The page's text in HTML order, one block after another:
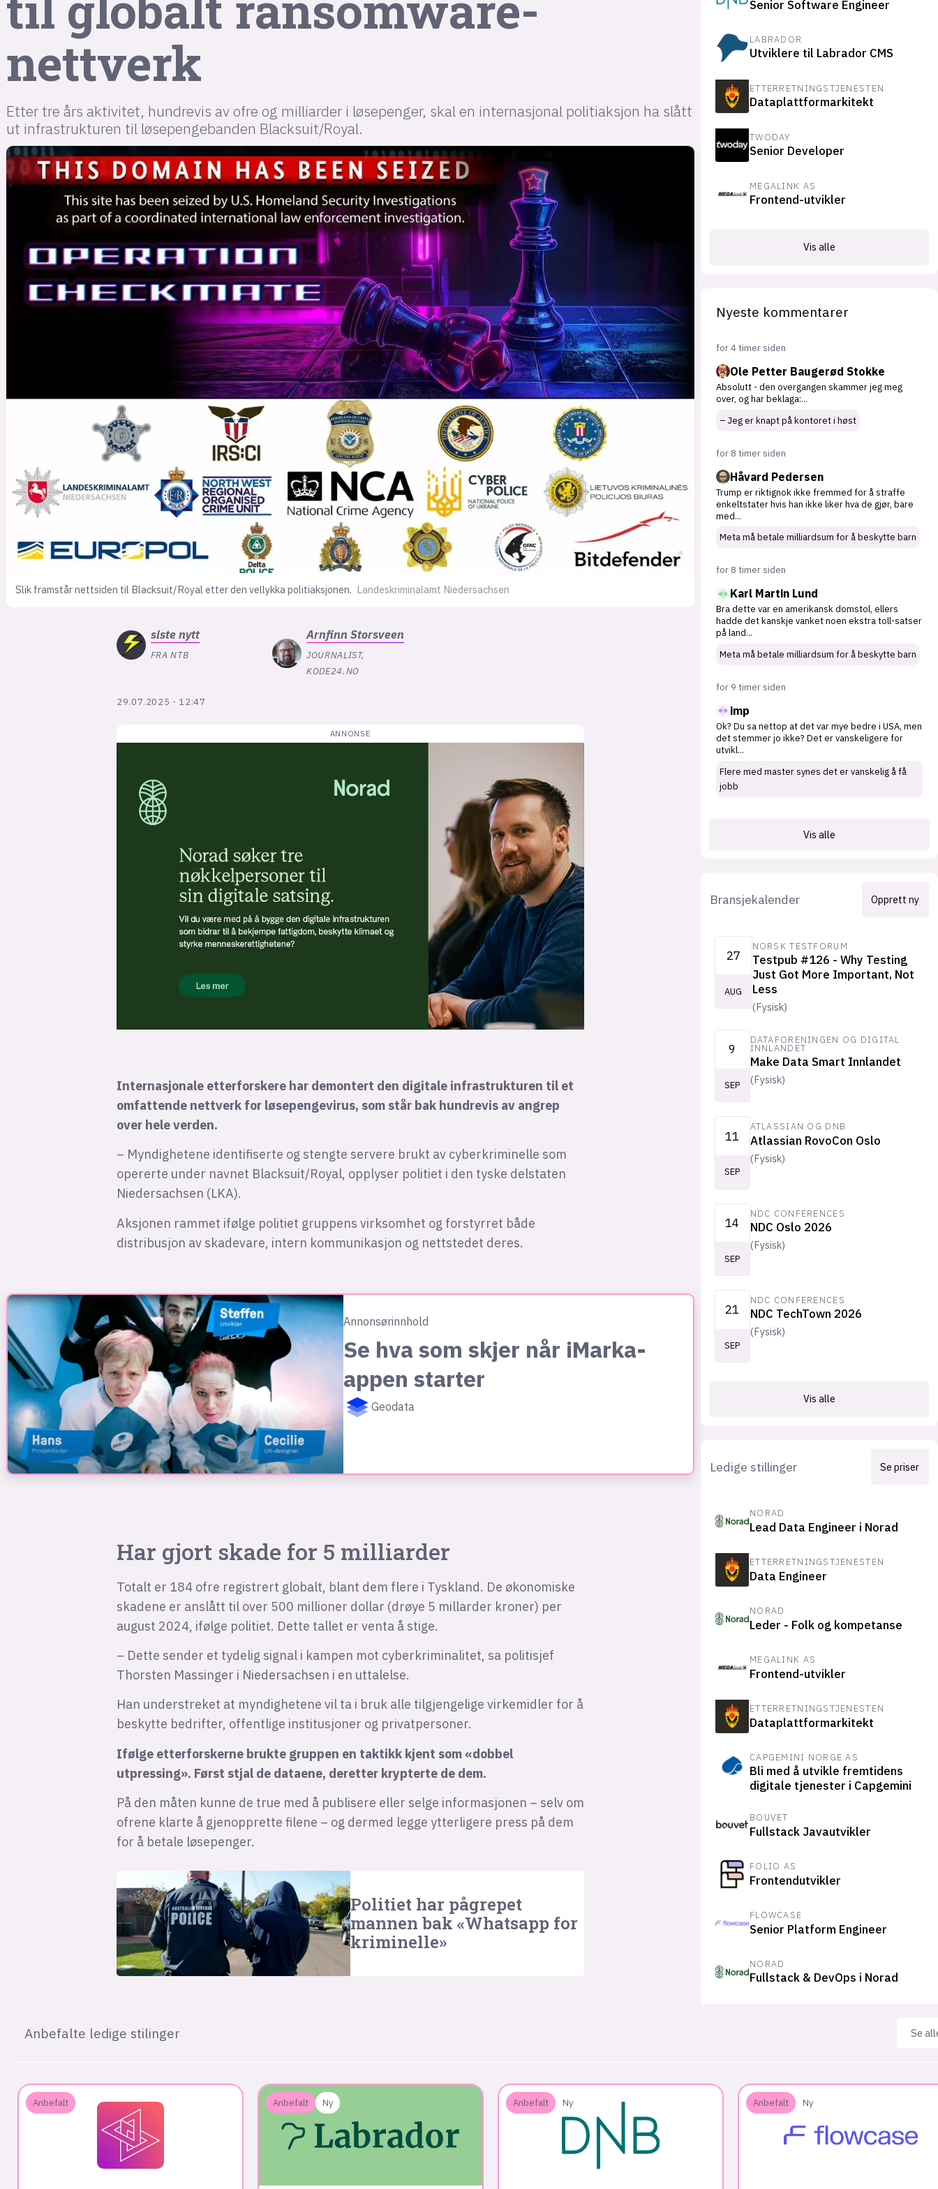
nettverk
Etter tre års aktivitet, hundrevis av ofre og milliarder i løsepenger, skal en internasjonal politiaksjon ha slått
ut infrastrukturen til løsepengebanden Blacksuit/Royal.
Slik framstår nettsiden til Blacksuit/Royal etter den vellykka politiaksjonen. Landeskriminalamt Niedersachsen
sistenytt
FRA NTB
Arnfinn Storsveen
JOURNALIST,
KODE24.NO
29.07.2025 - 12:47
Internasjonale etterforskere har demontert den digitale infrastrukturen til et
omfattende nettverk for løsepengevirus, som står bak hundrevis av angrep
over hele verden.
– Myndighetene identifiserte og stengte servere brukt av cyberkriminelle som
opererte under navnet Blacksuit/Royal, opplyser politiet i den tyske delstaten
Niedersachsen (LKA).
Aksjonen rammet ifølge politiet gruppens virksomhet og forstyrret både
distribusjon av skadevare, intern kommunikasjon og nettstedet deres.
Annonsørinnhold
Se hva som skjer når iMarka-
appen starter
Geodata
Har gjort skade for 5 milliarder
Totalt er 184 ofre registrert globalt, blant dem flere i Tyskland. De økonomiske
skadene er anslått til over 500 millioner dollar (drøye 5 millarder kroner) per
august 2024, ifølge politiet. Dette tallet er venta å stige.
– Dette sender et tydelig signal i kampen mot cyberkriminalitet, sa politisjef
Thorsten Massinger i Niedersachsen i en uttalelse.
Han understreket at myndighetene vil ta i bruk alle tilgjengelige virkemidler for å
beskytte bedrifter, offentlige institusjoner og privatpersoner.
Ifølge etterforskerne brukte gruppen en taktikk kjent som «dobbel
utpressing». Først stjal de dataene, deretter krypterte de dem.
På den måten kunne de true med å publisere eller selge informasjonen – selv om
ofrene klarte å gjenopprette filene – og dermed legge ytterligere press på dem
for å betale løsepenger.
Politiet har pågrepet
mannen bak «Whatsapp for
kriminelle»
Anbefalte ledige stilinger Se
Anbefalt Anbefalt Ny Anbefalt Ny Anbefalt Ny
suksesshistorier
Bli firmapartner
Senior Software Engineer
LABRADOR
Utviklere til Labrador CMS
ETTERRETNINGSTJENESTEN
Dataplattformarkitekt
TWODAY
Senior Developer
MEGALINK AS
Frontend-utvikler
Vis alle
Nyeste kommentarer
for 4 timer siden
Ole Petter Baugerød Stokke
Absolutt - den overgangen skammer jeg meg
over, og har beklaga:...
– Jeg er knapt på kontoret i høst
for 8 timer siden
Håvard Pedersen
Trump er riktignok ikke fremmed for å straffe
enkeltstater hvis han ikke liker hva de gjør, bare
med...
Meta må betale milliardsum for å beskytte barn
for 8 timer siden
Karl Martin Lund
Bra dette var en amerikansk domstol, ellers
hadde det kanskje vanket noen ekstra toll-satser
på land...
Meta må betale milliardsum for å beskytte barn
for 9 timer siden
imp
Ok? Du sa nettop at det var mye bedre i USA, men
det stemmer jo ikke? Det er vanskeligere for
utvikl...
Flere med master synes det er vanskelig å få
jobb
Vis alle
Bransjekalender Opprett ny
27
AUG
NORSK TESTFORUM
Testpub #126 - Why Testing
Just Got More Important, Not
Less
(Fysisk)
9
SEP
DATAFORENINGEN OG DIGITAL
INNLANDET
Make Data Smart Innlandet
(Fysisk)
11
SEP
ATLASSIAN OG DNB
Atlassian RovoCon Oslo
(Fysisk)
14
SEP
NDC CONFERENCES
NDC Oslo 2026
(Fysisk)
21
SEP
NDC CONFERENCES
NDC TechTown 2026
(Fysisk)
Vis alle
Ledige stillinger Se priser
NORAD
Lead Data Engineer i Norad
ETTERRETNINGSTJENESTEN
Data Engineer
NORAD
Leder - Folk og kompetanse
MEGALINK AS
Frontend-utvikler
ETTERRETNINGSTJENESTEN
Dataplattformarkitekt
CAPGEMINI NORGE AS
Bli med å utvikle fremtidens
digitale tjenester i Capgemini
BOUVET
Fullstack Javautvikler
FOLIO AS
Frontendutvikler
FLOWCASE
Senior Platform Engineer
NORAD
Fullstack & DevOps i Norad